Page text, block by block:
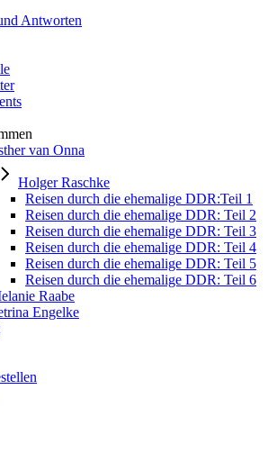
Antworten
van Onna
Holger Raschke
Reisen durch die ehemalige DDR:Teil 1
Reisen durch die ehemalige DDR: Teil 2
Reisen durch die ehemalige DDR: Teil 3
Reisen durch die ehemalige DDR: Teil 4
Reisen durch die ehemalige DDR: Teil 5
Reisen durch die ehemalige DDR: Teil 6
Raabe
Engelke